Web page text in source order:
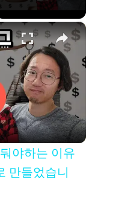
×
티스토리 블로그를 그만 둬야하는 이유 (Feat. 슬통 홈페이지 새로 만들었습니다.)
야하는 이유
만들었습니